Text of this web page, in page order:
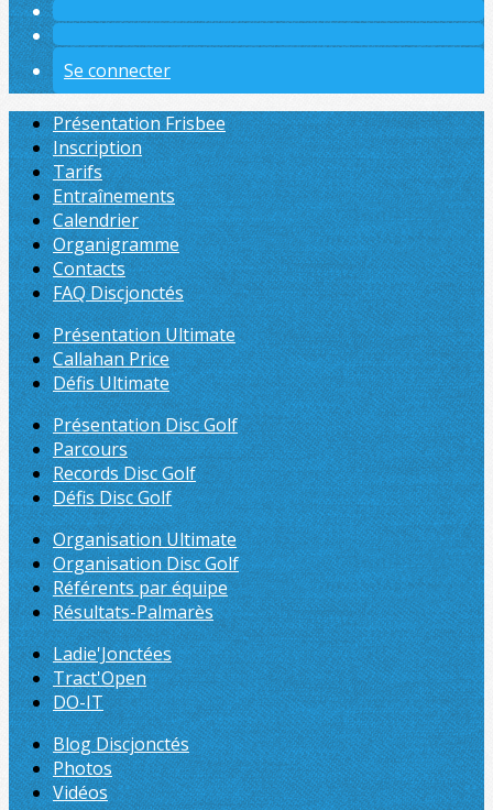
Se connecter
Présentation Frisbee
Inscription
Tarifs
Entraînements
Calendrier
Organigramme
Contacts
FAQ Discjonctés
Présentation Ultimate
Callahan Price
Défis Ultimate
Présentation Disc Golf
Parcours
Records Disc Golf
Défis Disc Golf
Organisation Ultimate
Organisation Disc Golf
Référents par équipe
Résultats-Palmarès
Ladie'Jonctées
Tract'Open
DO-IT
Blog Discjonctés
Photos
Vidéos